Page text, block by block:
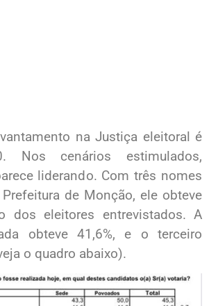
na Justiça eleitoral é
Nos cenários estimulados,
liderando. Com três nomes
de Monção, ele obteve
dos eleitores entrevistados. A
obteve 41,6%, e o terceiro
o quadro abaixo).